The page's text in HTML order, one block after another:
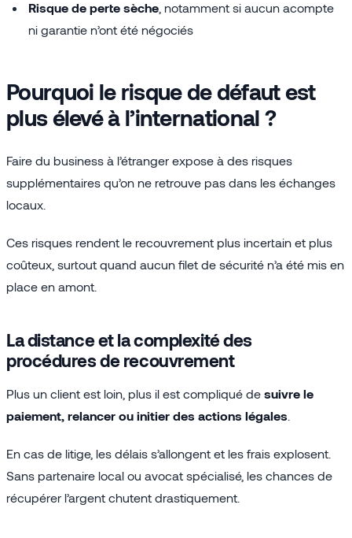
Risque de perte sèche , notamment si aucun acompte
ni garantie n’ont été négociés
Pourquoi le risque de défaut est
plus élevé à l’international ?
Faire du business à l’étranger expose à des risques
supplémentaires qu’on ne retrouve pas dans les échanges
locaux.
Ces risques rendent le recouvrement plus incertain et plus
coûteux, surtout quand aucun filet de sécurité n’a été mis en
place en amont.
La distance et la complexité des
procédures de recouvrement
Plus un client est loin, plus il est compliqué de suivre le
paiement, relancer ou initier des actions légales
En cas de litige, les délais s’allongent et les frais explosent.
Sans partenaire local ou avocat spécialisé, les chances de
récupérer l’argent chutent drastiquement.